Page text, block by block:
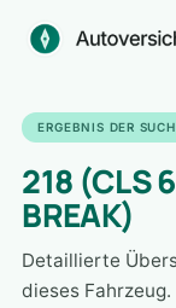
Inhalt
ERGEBNIS DER
218 (CLS
BREAK)
Detaillierte
dieses Fahrzeug.